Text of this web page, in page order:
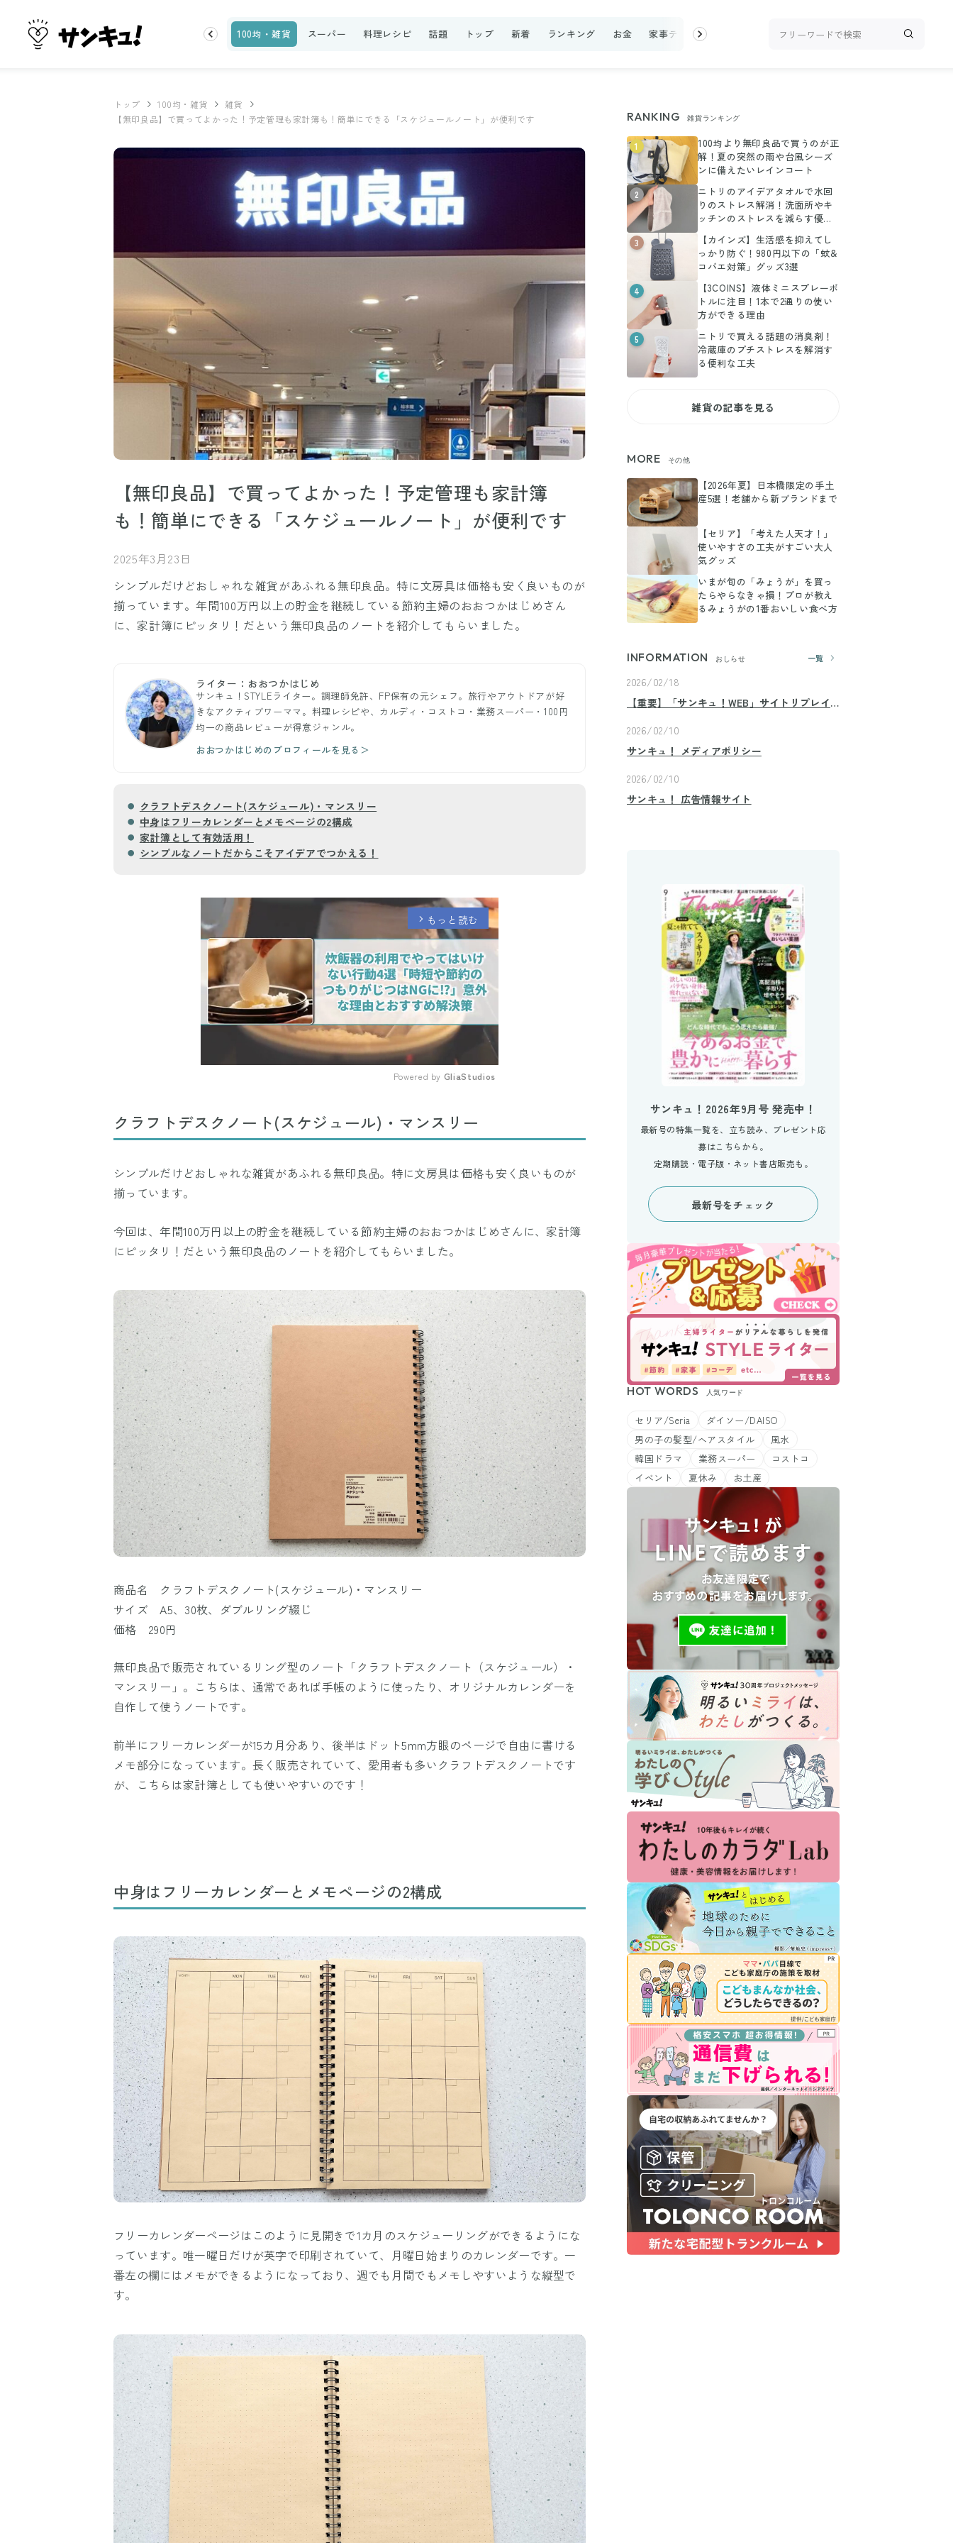
家事テク 収納・片付け ビューティ 100均・雑貨 スーパー 料理レシピ 話題 トップ 新着 ランキング お金 家事テク 収納・片付け ビューティ 100均・雑貨
トップ 100均・雑貨
雑貨
【無印良品】で買ってよかった！予定管理も家計簿も！簡単にできる「スケジュールノート」が便利です
【無印良品】で買ってよかった！予定管理も家計簿
も！簡単にできる「スケジュールノート」が便利です
2025年3月23日
シンプルだけどおしゃれな雑貨があふれる無印良品。特に文房具は価格も安く良いものが
揃っています。年間100万円以上の貯金を継続している節約主婦のおおつかはじめさん
に、家計簿にピッタリ！だという無印良品のノートを紹介してもらいました。
ライター：おおつかはじめ
サンキュ！STYLEライター。調理師免許、FP保有の元シェフ。旅行やアウトドアが好
きなアクティブワーママ。料理レシピや、カルディ・コストコ・業務スーパー・100円
均一の商品レビューが得意ジャンル。
おおつかはじめのプロフィールを見る＞
クラフトデスクノート(スケジュール)・マンスリー
中身はフリーカレンダーとメモページの2構成
家計簿として有効活用！
シンプルなノートだからこそアイデアでつかえる！
arrow_forward_ios もっと読む
Mute
Powered by GliaStudios
クラフトデスクノート(スケジュール)・マンスリー
シンプルだけどおしゃれな雑貨があふれる無印良品。特に文房具は価格も安く良いものが
揃っています。
今回は、年間100万円以上の貯金を継続している節約主婦のおおつかはじめさんに、家計簿
にピッタリ！だという無印良品のノートを紹介してもらいました。
商品名 クラフトデスクノート(スケジュール)・マンスリー
サイズ A5、30枚、ダブルリング綴じ
価格 290円
無印良品で販売されているリング型のノート「クラフトデスクノート（スケジュール）・
マンスリー」。こちらは、通常であれば手帳のように使ったり、オリジナルカレンダーを
自作して使うノートです。
前半にフリーカレンダーが15カ月分あり、後半はドット5mm方眼のページで自由に書ける
メモ部分になっています。長く販売されていて、愛用者も多いクラフトデスクノートです
が、こちらは家計簿としても使いやすいのです！
中身はフリーカレンダーとメモページの2構成
フリーカレンダーページはこのように見開きで1カ月のスケジューリングができるようにな
っています。唯一曜日だけが英字で印刷されていて、月曜日始まりのカレンダーです。一
番左の欄にはメモができるようになっており、週でも月間でもメモしやすいような縦型で
す。
RANKING 雑貨ランキング
1
100均より無印良品で買うのが正
解！夏の突然の雨や台風シーズ
ンに備えたいレインコート
2
ニトリのアイデアタオルで水回
りのストレス解消！洗面所やキ
ッチンのストレスを減らす優秀
3
【カインズ】生活感を抑えてし
っかり防ぐ！980円以下の「蚊&
コバエ対策」グッズ3選
4
【3COINS】液体ミニスプレーボ
トルに注目！1本で2通りの使い
方ができる理由
5
ニトリで買える話題の消臭剤！
冷蔵庫のプチストレスを解消す
る便利な工夫
雑貨の記事を見る
MORE その他
【2026年夏】日本橋限定の手土
産5選！老舗から新ブランドまで
【セリア】「考えた人天才！」
使いやすさの工夫がすごい大人
気グッズ
いまが旬の「みょうが」を買っ
たらやらなきゃ損！プロが教え
るみょうがの1番おいしい食べ方
INFORMATION おしらせ 一覧
2026/02/18
【重要】「サンキュ！WEB」サイトリプレイ
2026/02/10
サンキュ！ メディアポリシー
2026/02/10
サンキュ！ 広告情報サイト
サンキュ！2026年9月号 発売中！
最新号の特集一覧を、立ち読み、プレゼント応
募はこちらから。
定期購読・電子版・ネット書店販売も。
最新号をチェック
HOT WORDS 人気ワード
セリア/Seria
ダイソー/DAISO
男の子の髪型/ヘアスタイル
風水
韓国ドラマ
業務スーパー
コストコ
イベント
夏休み お土産